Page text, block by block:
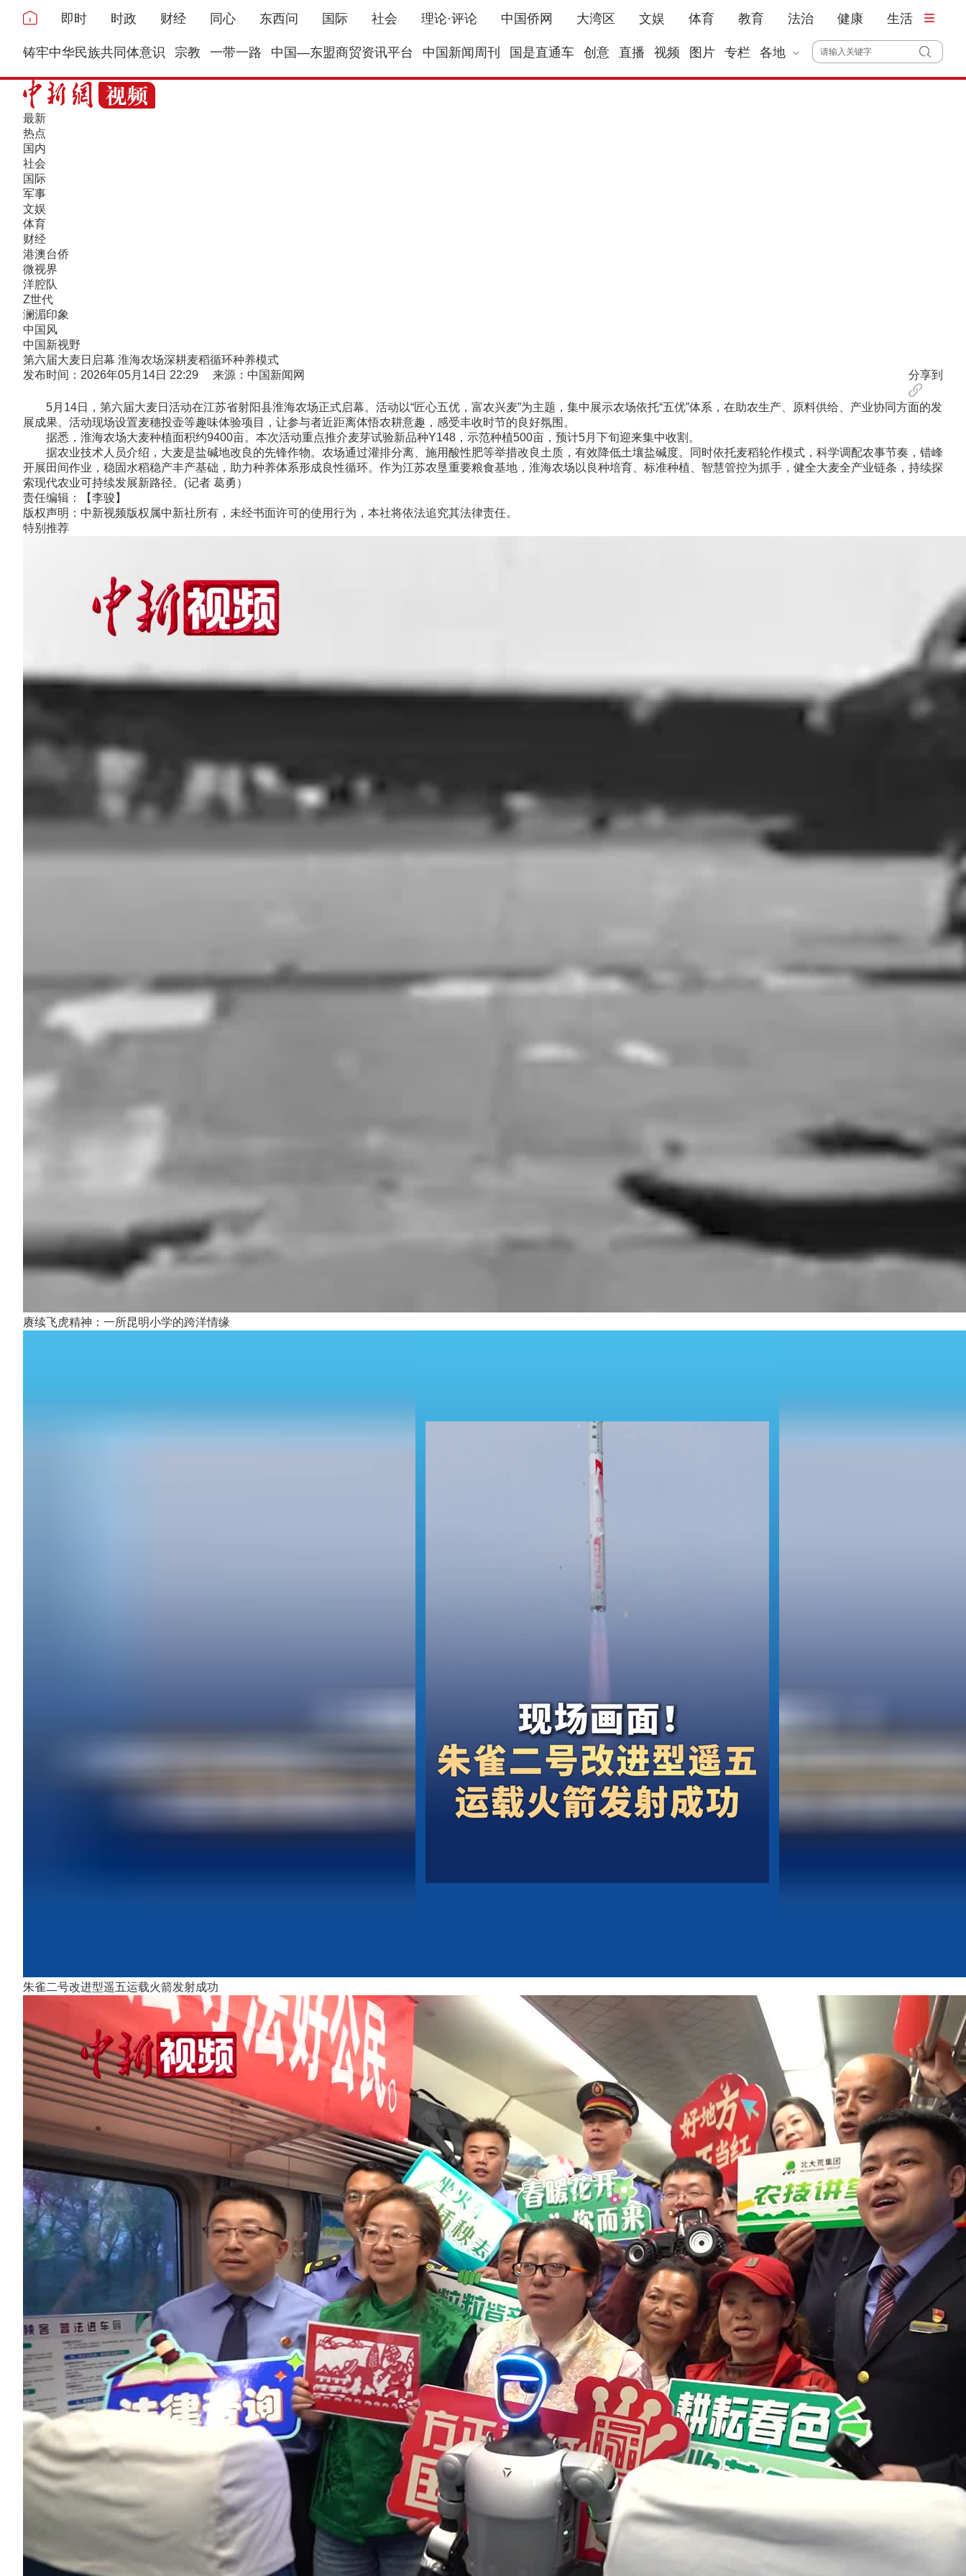
即时 时政 财经 同心 东西问 国际 社会 理论·评论 中国侨网 大湾区 文娱 体育 教育 法治 健康 生活
铸牢中华民族共同体意识 宗教 一带一路 中国—东盟商贸资讯平台 中国新闻周刊 国是直通车 创意 直播 视频 图片 专栏 各地
最新
热点
国内
社会
国际
军事
文娱
体育
财经
港澳台侨
微视界
洋腔队
Z世代
澜湄印象
中国风
中国新视野
第六届大麦日启幕 淮海农场深耕麦稻循环种养模式
发布时间：2026年05月14日 22:29 来源：中国新闻网
分享到
5月14日，第六届大麦日活动在江苏省射阳县淮海农场正式启幕。活动以“匠心五优，富农兴麦”为主题，集中展示农场依托“五优”体系，在助农生产、原料供给、产业协同方面的发
展成果。活动现场设置麦穗投壶等趣味体验项目，让参与者近距离体悟农耕意趣，感受丰收时节的良好氛围。
据悉，淮海农场大麦种植面积约9400亩。本次活动重点推介麦芽试验新品种Y148，示范种植500亩，预计5月下旬迎来集中收割。
据农业技术人员介绍，大麦是盐碱地改良的先锋作物。农场通过灌排分离、施用酸性肥等举措改良土质，有效降低土壤盐碱度。同时依托麦稻轮作模式，科学调配农事节奏，错峰
开展田间作业，稳固水稻稳产丰产基础，助力种养体系形成良性循环。作为江苏农垦重要粮食基地，淮海农场以良种培育、标准种植、智慧管控为抓手，健全大麦全产业链条，持续探
索现代农业可持续发展新路径。(记者 葛勇）
责任编辑：【李骏】
版权声明：中新视频版权属中新社所有，未经书面许可的使用行为，本社将依法追究其法律责任。
特别推荐
赓续飞虎精神：一所昆明小学的跨洋情缘
朱雀二号改进型遥五运载火箭发射成功